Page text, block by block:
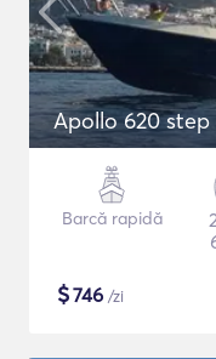
Apollo 620
Barcă rapidă
$746 /zi